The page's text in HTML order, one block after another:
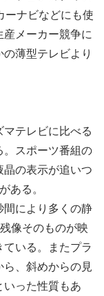
ーナビなどにも使
メーカー競争に
薄型テレビより
テレビに比べる
スポーツ番組の
の表示が追いつ
ある。
により多くの静
像そのものが映
いる。またプラ
、斜めからの見
った性質もあ